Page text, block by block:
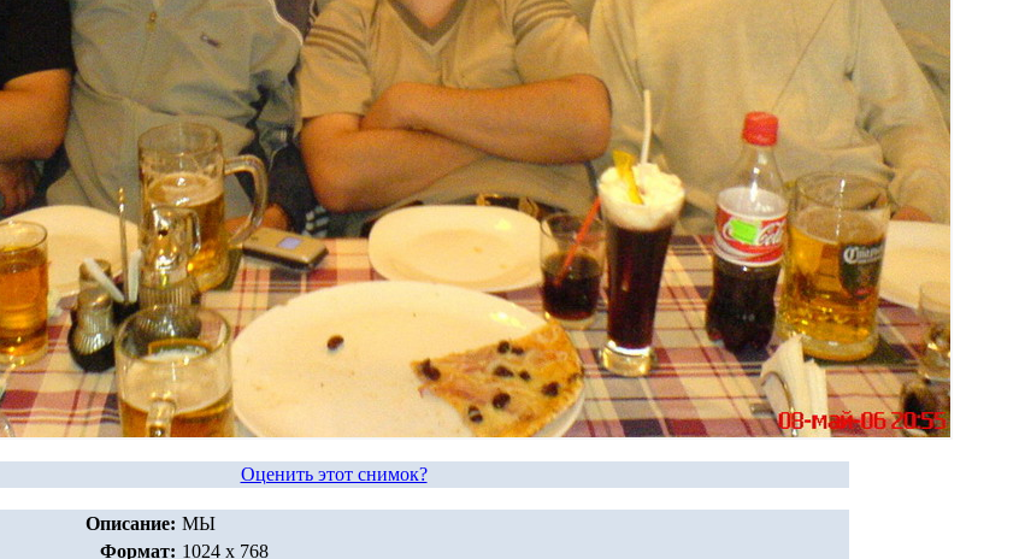
Оценить этот снимок?
Описание: МЫ
Формат: 1024 x 768